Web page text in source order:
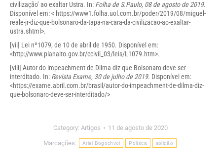
civilização’ ao exaltar Ustra. In: Folha de S.Paulo, 08 de agosto de 2019.
Disponível em: < https://www1.folha.uol.com.br/poder/2019/08/miguel-
reale-jr-diz-que-bolsonaro-da-tapa-na-cara-da-civilizacao-ao-exaltar-
ustra.shtml >.
[vii] Lei nº1079, de 10 de abril de 1950. Disponível em:
<http://www.planalto.gov.br/ccivil_03/leis/L1079.htm>.
[viii] Autor do impeachment de Dilma diz que Bolsonaro deve ser
interditado. In: Revista Exame, 30 de julho de 2019. Disponível em:
<https://exame.abril.com.br/brasil/autor-do-impeachment-de-dilma-diz-
que-bolsonaro-deve-ser-interditado/>
Category: Artigos 11 de agosto de 2020
Marcações: Ariel Bogochvol Política solidão